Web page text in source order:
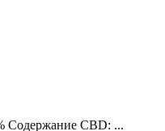
Содержание CBD: ...